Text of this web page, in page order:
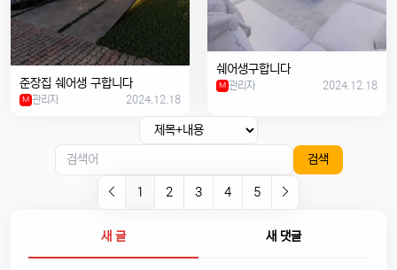
새 글 새 댓글
준장집 쉐어생 구합니다
M 관리자 2024.12.18
쉐어생구합니다
M 관리자 2024.12.18
검색
1 2 3 4 5